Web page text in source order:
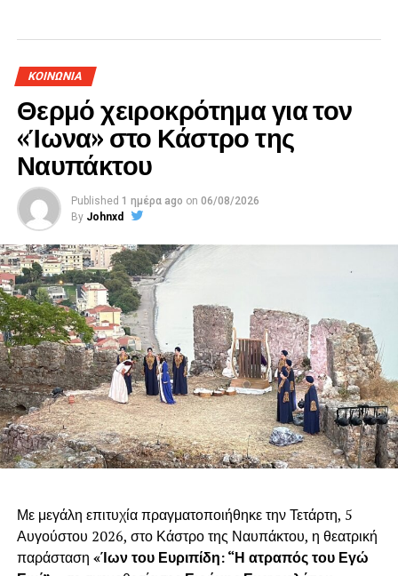
ΚΟΙΝΩΝΙΑ
Θερμό χειροκρότημα για τον
«Ίωνα» στο Κάστρο της
Ναυπάκτου
Published 1 ημέρα ago on 06/08/2026
By Johnxd
Με μεγάλη επιτυχία πραγματοποιήθηκε την Τετάρτη, 5
Αυγούστου 2026, στο Κάστρο της Ναυπάκτου, η θεατρική
παράσταση «Ίων του Ευριπίδη: “Η ατραπός του Εγώ